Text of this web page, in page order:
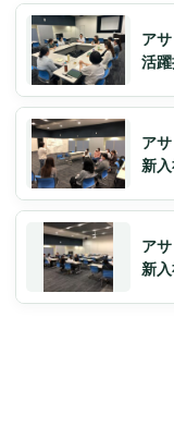
ア
活
ア
新
ア
新